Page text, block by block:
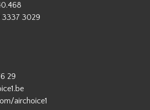
3337 3029
29
airchoice1